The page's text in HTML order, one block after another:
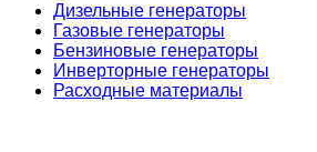
Дизельные генераторы
Газовые генераторы
Бензиновые генераторы
Инверторные генераторы
Расходные материалы